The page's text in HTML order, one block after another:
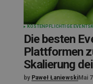
KOSTENPFLICHTIGE EVENTS
Die besten
Plattformen
Skalierung
by Paweł ŁaniewskiMai